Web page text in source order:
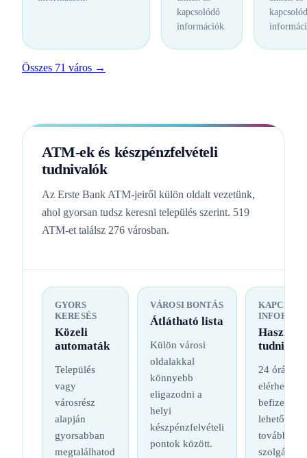
kapcsolódó
információk.
Összes 71 város →
ATM-ek és készpénzfelvételi
tudnivalók
Az Erste Bank ATM-jeiről külön oldalt vezetünk,
ahol gyorsan tudsz keresni település szerint. 519
ATM-et találsz 276 városban.
GYORS
KERESÉS
Közeli
automaták
Település
vagy
városrész
alapján
gyorsabban
megtalálhatod
VÁROSI BONTÁS
Átlátható lista
Külön városi
oldalakkal
könnyebb
eligazodni a
helyi
készpénzfelvételi
pontok között.
Hasznos
24 órás
befizetési
lehetőség
további